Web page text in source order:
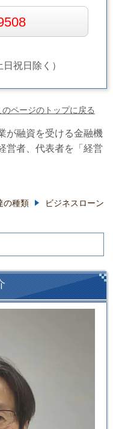
祝日除く）
ページのトップに戻る
が融資を受ける金融機
営者、代表者を「経営
の種類 ビジネスローン